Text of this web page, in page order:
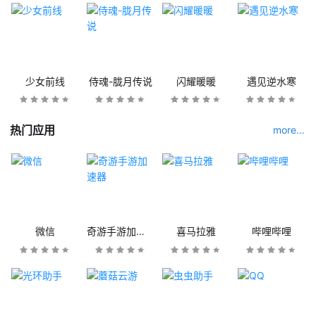
少女前线 侍魂-胧月传说 闪耀暖暖 遇见逆水寒
热门应用 more...
微信 奇游手游加速器 喜马拉雅 哔哩哔哩